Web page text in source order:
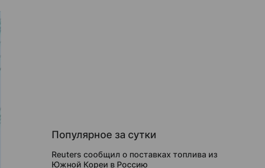
Популярное за сутки
Reuters сообщил о поставках топлива из
Южной Кореи в Россию